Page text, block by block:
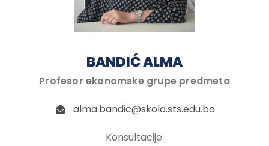
BANDIĆ ALMA
Profesor ekonomske grupe predmeta
alma.bandic@skola.sts.edu.ba
Konsultacije: